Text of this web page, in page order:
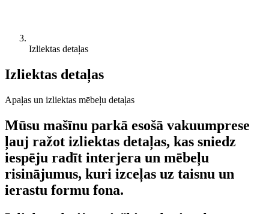
Izliektas detaļas
Izliektas detaļas
Apaļas un izliektas mēbeļu detaļas
Mūsu mašīnu parkā esošā vakuumprese
ļauj ražot izliektas detaļas, kas sniedz
iespēju radīt interjera un mēbeļu
risinājumus, kuri izceļas uz taisnu un
ierastu formu fona.